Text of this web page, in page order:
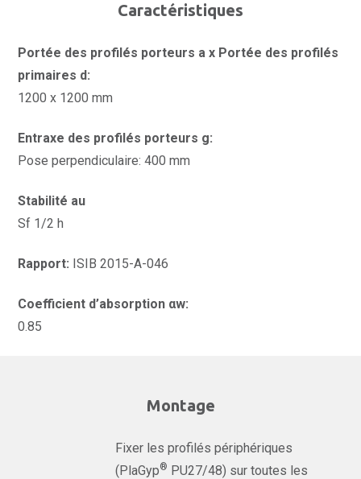
Caractéristiques
Portée des profilés porteurs a x Portée des profilés
primaires d:
1200 x 1200 mm
Entraxe des profilés porteurs g:
Pose perpendiculaire: 400 mm
Stabilité au
Sf 1/2 h
Rapport: ISIB 2015-A-046
Coefficient d’absorption αw:
0.85
Montage
Fixer les profilés périphériques
(PlaGyp® PU27/48) sur toutes les